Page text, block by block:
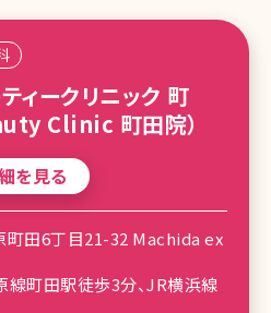
ィークリニック 町
Clinic 町田院）
を見る
町田6丁目21-32 Machida ex
線町田駅徒歩3分、JR横浜線